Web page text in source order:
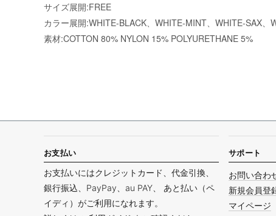
サイズ展開:FREE
カラー展開:WHITE-BLACK、WHITE-MINT、WHITE-SAX
素材:COTTON 80% NYLON 15% POLYURETHANE 5%
お支払い
お支払いにはクレジットカード、代金引換、
銀行振込、PayPay、au PAY、 あと払い（ペ
イディ）がご利用になれます。
サポート
お問い合わ
新規会員登
マイページ